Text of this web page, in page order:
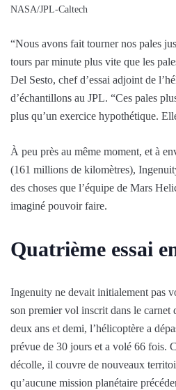
NASA/JPL-Caltech
“Nous avons fait tourner nos pales
tours par minute plus vite que les
Del Sesto, chef d’essai adjoint de
d’échantillons au JPL. “Ces pales
plus qu’un exercice hypothétique.
À peu près au même moment, et à
(161 millions de kilomètres),
des choses que l’équipe de Mars
imaginé pouvoir faire.
Quatrième essai
Ingenuity ne devait initialement pas
son premier vol inscrit dans le carnet
deux ans et demi, l’hélicoptère a
prévue de 30 jours et a volé 66 fois.
décolle, il couvre de nouveaux
qu’aucune mission planétaire